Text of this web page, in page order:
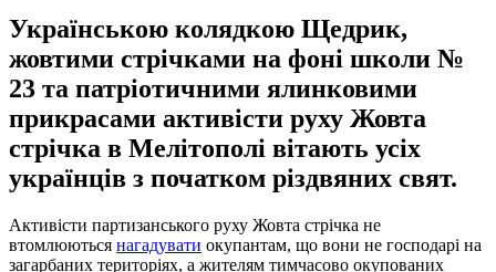
Українською колядкою Щедрик,
жовтими стрічками на фоні школи №
23 та патріотичними ялинковими
прикрасами активісти руху Жовта
стрічка в Мелітополі вітають усіх
українців з початком різдвяних свят.
Активісти партизанського руху Жовта стрічка не
втомлюються нагадувати окупантам, що вони не господарі на
загарбаних територіях, а жителям тимчасово окупованих